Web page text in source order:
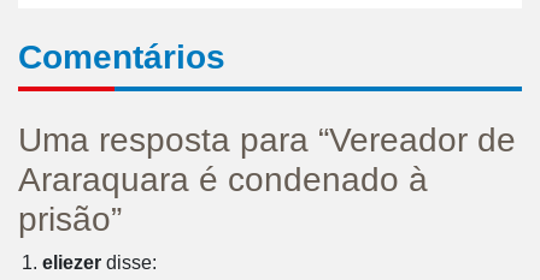
Comentários
Uma resposta para “Vereador de
Araraquara é condenado à
prisão”
eliezer disse: